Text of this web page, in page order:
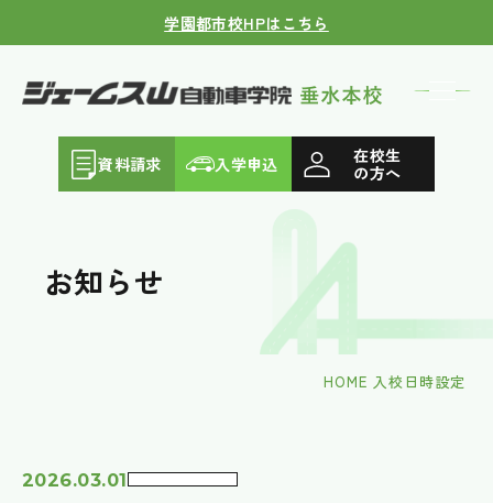
学園都市校HPはこちら
資料請求 入学申込
在校生
の方へ
お知らせ
HOME 入校日時設定
2026.03.01